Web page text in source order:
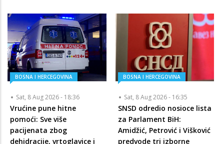
BOSNA I HERCEGOVINA
Sat, 8 Aug 2026 - 18:36
Vrućine pune hitne
pomoći: Sve više
pacijenata zbog
dehidracije, vrtoglavice i
BOSNA I HERCEGOVINA
Sat, 8 Aug 2026 - 16:35
SNSD odredio nosioce lista
za Parlament BiH:
Amidžić, Petrović i Višković
predvode tri izborne